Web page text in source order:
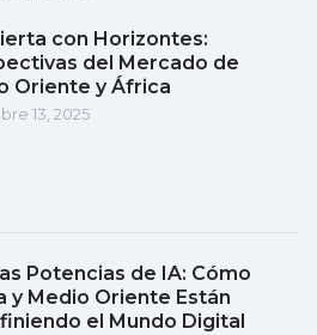
con Horizontes:
del Mercado de
Oriente y África
13, 2025
Potencias de IA: Cómo
y Medio Oriente Están
el Mundo Digital